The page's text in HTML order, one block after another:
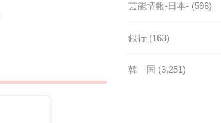
芸能情報-日本- (598)
銀行 (163)
韓 国 (3,251)